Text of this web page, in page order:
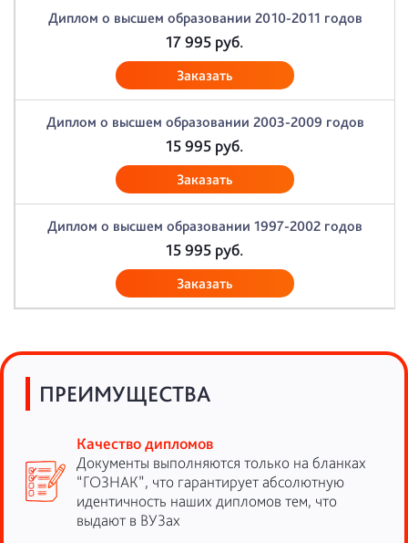
Диплом о высшем образовании 2010-2011 годов
17 995 руб.
Заказать
Диплом о высшем образовании 2003-2009 годов
15 995 руб.
Заказать
Диплом о высшем образовании 1997-2002 годов
15 995 руб.
Заказать
ПРЕИМУЩЕСТВА
Качество дипломов
Документы выполняются только на бланках
“ГОЗНАК”, что гарантирует абсолютную
идентичность наших дипломов тем, что
выдают в ВУЗах